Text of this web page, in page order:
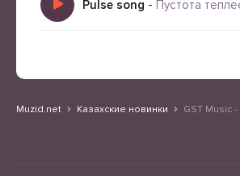
Pulse song - Пустота
Muzid.net Казахские новинки GST Music